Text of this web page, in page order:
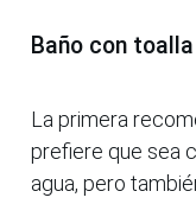
Baño con toalla
La primera
prefiere que sea
agua, pero